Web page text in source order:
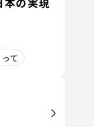
て